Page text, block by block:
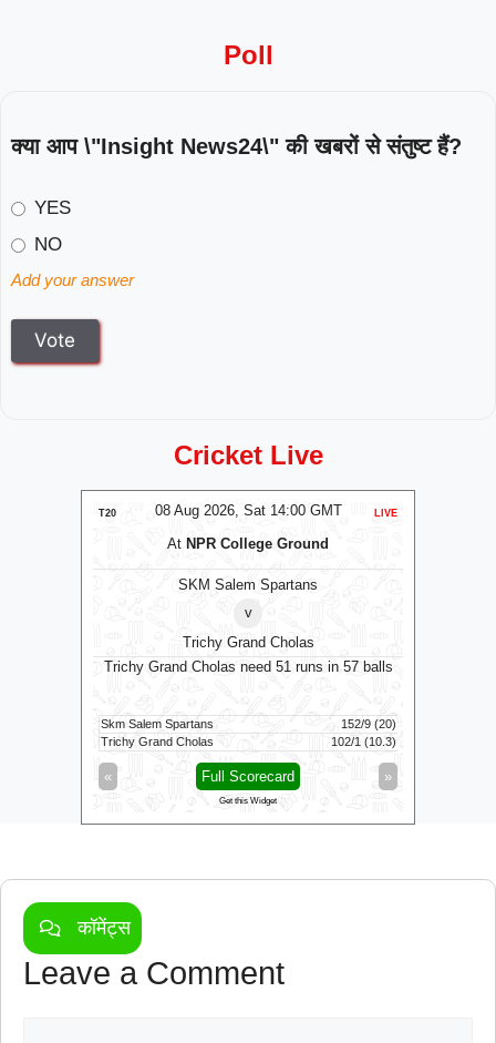
Poll
क्या आप \"Insight News24\" की खबरों से संतुष्ट हैं?
YES
NO
Add your answer
Cricket Live
08 Aug 2026, Sat 14:00 GMT
T20 LIVE
At NPR College Ground
SKM Salem Spartans
v
Trichy Grand Cholas
Trichy Grand Cholas need 51 runs in 57 balls
Skm Salem Spartans
152/9 (20)
Trichy Grand Cholas
102/1 (10.3)
« »
Full Scorecard
Get this Widget
कॉमेंट्स
Leave a Comment